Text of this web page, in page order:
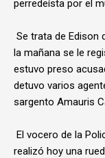
perredeísta por el
Se trata de Edison
la mañana se le
estuvo preso
detuvo varios
sargento Amauris
El vocero de la
realizó hoy una